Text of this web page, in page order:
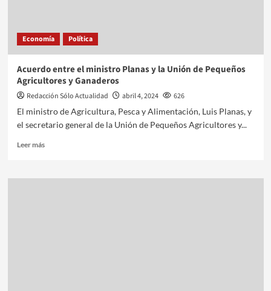
Economía Política
Acuerdo entre el ministro Planas y la Unión de Pequeños
Agricultores y Ganaderos
Redacción Sólo Actualidad abril 4, 2024
626
El ministro de Agricultura, Pesca y Alimentación, Luis Planas, y
el secretario general de la Unión de Pequeños Agricultores y...
Leer más